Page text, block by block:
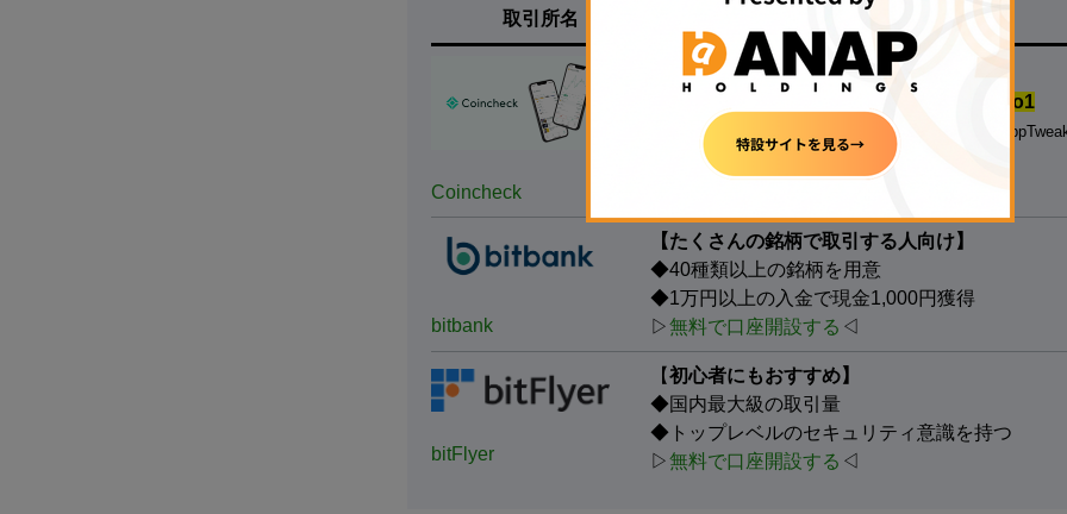
取引所名
Coincheck
500円の少額投資から試せる！】
国内の暗号資産アプリダウンロード数.No1
※対象：国内の暗号資産取引アプリ、データ協力：
銘柄数も最大級
、手数料も安い
bitbank
【たくさんの銘柄で取引する人向け】
◆40種類以上の銘柄を用意
◆1万円以上の入金で現金1,000円獲得
▷無料で口座開設する ◁
bitFlyer
【初心者にもおすすめ】
◆国内最大級の取引量
◆トップレベルのセキュリティ意識を持つ
▷無料で口座開設する ◁